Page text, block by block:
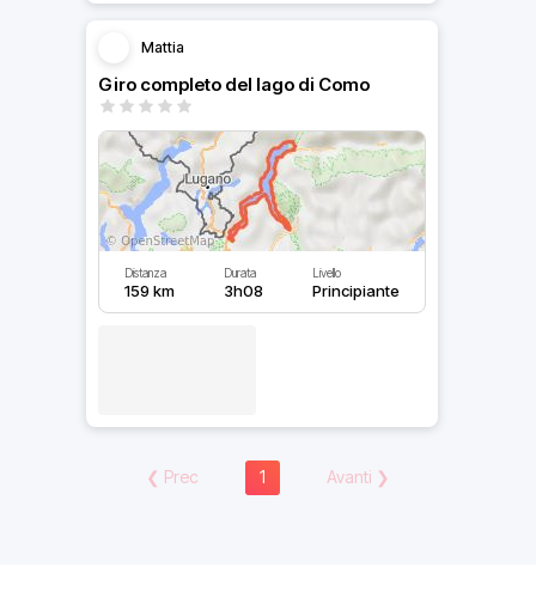
Mattia
Giro completo del lago di Como
Distanza
159 km
Durata
3h08
Livello
Principiante
❮ Prec 1 Avanti ❯